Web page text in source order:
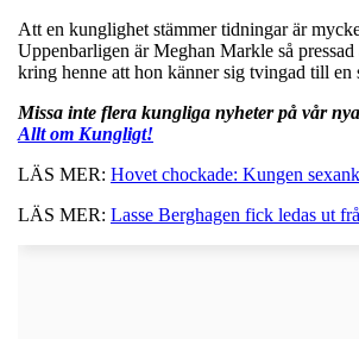
Att en kunglighet stämmer tidningar är
Uppenbarligen är Meghan Markle så
kring henne att hon känner sig tvingad till en
Missa inte flera kungliga nyheter på vår
Allt om Kungligt!
LÄS MER: Hovet chockade: Kungen
LÄS MER: Lasse Berghagen fick ledas ut